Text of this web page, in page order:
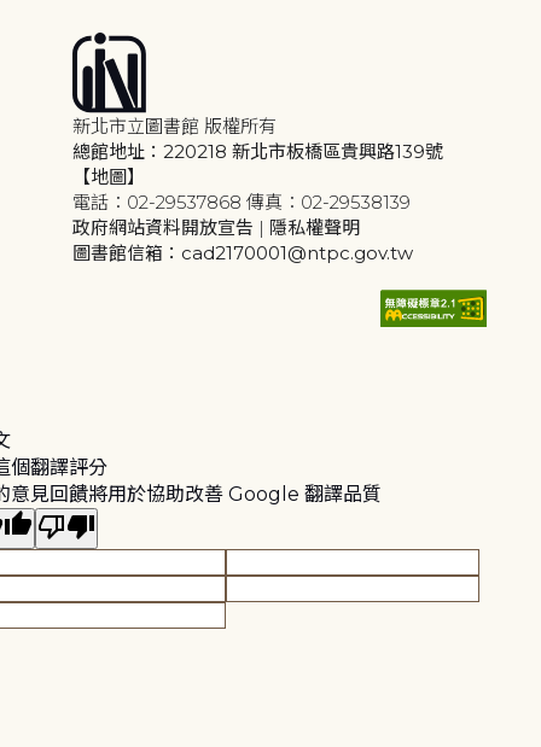
新北市立圖書館 版權所有
總館地址：220218 新北市板橋區貴興路139號
【地圖】
電話：02-29537868 傳真：02-29538139
政府網站資料開放宣告 | 隱私權聲明
圖書館信箱：cad2170001@ntpc.gov.tw
個翻譯評分
意見回饋將用於協助改善 Google 翻譯品質